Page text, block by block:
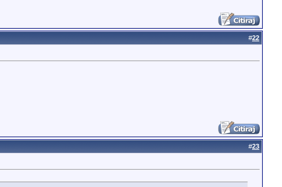
#22
#23